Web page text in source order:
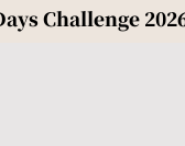
Challenge